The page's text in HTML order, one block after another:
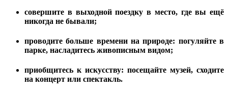
совершите в выходной поездку в место, где вы ещё
никогда не бывали;
проводите больше времени на природе: погуляйте в
парке, насладитесь живописным видом;
приобщитесь к искусству: посещайте музей, сходите
на концерт или спектакль.